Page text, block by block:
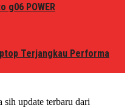
g06 POWER
Terjangkau Performa
sih update terbaru dari